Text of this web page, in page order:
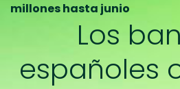
millones hasta junio
Los
españoles